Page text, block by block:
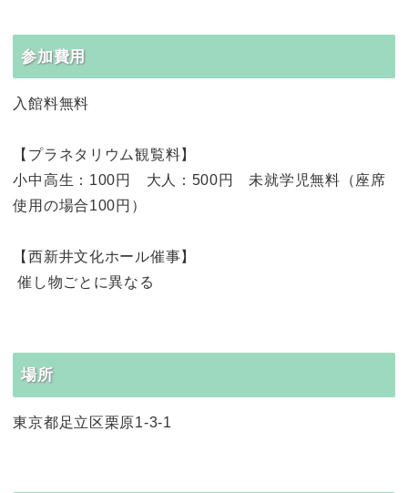
参加費用
入館料無料
【プラネタリウム観覧料】
小中高生：100円 大人：500円 未就学児無料（座席
使用の場合100円）
【西新井文化ホール催事】
催し物ごとに異なる
場所
東京都足立区栗原1-3-1